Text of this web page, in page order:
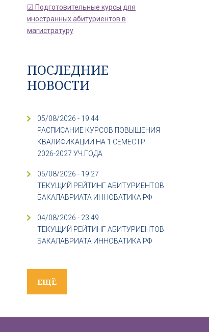
☑ Подготовительные курсы для
иностранных абитуриентов в
магистратуру
ПОСЛЕДНИЕ
НОВОСТИ
05/08/2026 - 19:44
РАСПИСАНИЕ КУРСОВ ПОВЫШЕНИЯ
КВАЛИФИКАЦИИ НА 1 СЕМЕСТР
2026-2027 УЧ.ГОДА
05/08/2026 - 19:27
ТЕКУЩИЙ РЕЙТИНГ АБИТУРИЕНТОВ
БАКАЛАВРИАТА ИННОВАТИКА РФ
04/08/2026 - 23:49
ТЕКУЩИЙ РЕЙТИНГ АБИТУРИЕНТОВ
БАКАЛАВРИАТА ИННОВАТИКА РФ
ЕЩЁ